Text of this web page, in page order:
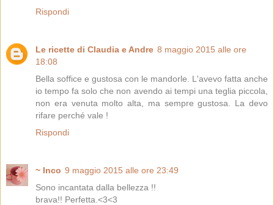
Rispondi
Le ricette di Claudia e Andre 8 maggio 2015 alle ore
18:08
Bella soffice e gustosa con le mandorle. L'avevo fatta anche
io tempo fa solo che non avendo ai tempi una teglia piccola,
non era venuta molto alta, ma sempre gustosa. La devo
rifare perché vale !
Rispondi
~ Inco 9 maggio 2015 alle ore 23:49
Sono incantata dalla bellezza !!
brava!! Perfetta.<3<3